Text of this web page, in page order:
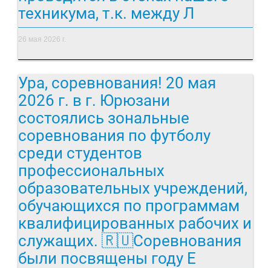
техникума, т.к. между Л
26 мая 2026 г.
Ура, соревнования! 20 мая
2026 г. в г. Юрюзани
состоялись зональные
соревнования по футболу
среди студентов
профессиональных
образовательных учреждений,
обучающихся по программам
квалифицированных рабочих и
служащих. 🇷🇺Соревнования
были посвящены году Е